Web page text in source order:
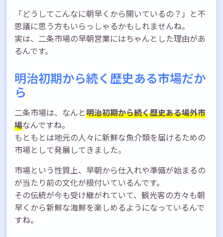
「どうしてこんなに朝早くから開いているの？」と不
思議に思う方もいらっしゃるかもしれませんね。
実は、二条市場の早朝営業にはちゃんとした理由があ
るんです。
明治初期から続く歴史ある市場だか
ら
二条市場は、なんと明治初期から続く歴史ある場外市
場なんですね。
もともとは地元の人々に新鮮な魚介類を届けるための
市場として発展してきました。
市場という性質上、早朝から仕入れや準備が始まるの
が当たり前の文化が根付いているんです。
その伝統が今も受け継がれていて、観光客の方々も朝
早くから新鮮な海鮮を楽しめるようになっているんで
すね。